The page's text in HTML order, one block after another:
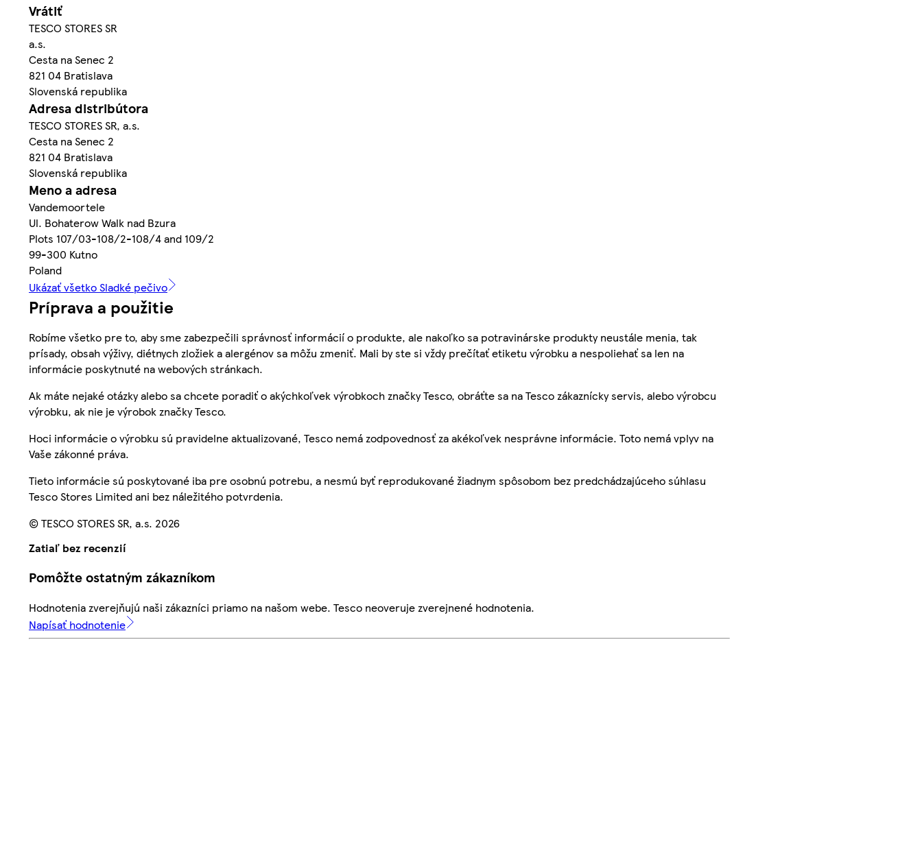
Vrátiť
TESCO STORES SR
a.s.
Cesta na Senec 2
821 04 Bratislava
Slovenská republika
Adresa distribútora
TESCO STORES SR, a.s.
Cesta na Senec 2
821 04 Bratislava
Slovenská republika
Meno a adresa
Vandemoortele
Ul. Bohaterow Walk nad Bzura
Plots 107/03-108/2-108/4 and 109/2
99-300 Kutno
Poland
Ukázať všetko Sladké pečivo
Príprava a použitie
Robíme všetko pre to, aby sme zabezpečili správnosť informácií o produkte, ale nakoľko sa potravinárske produkty neustále menia, tak
prísady, obsah výživy, diétnych zložiek a alergénov sa môžu zmeniť. Mali by ste si vždy prečítať etiketu výrobku a nespoliehať sa len na
informácie poskytnuté na webových stránkach.
Ak máte nejaké otázky alebo sa chcete poradiť o akýchkoľvek výrobkoch značky Tesco, obráťte sa na Tesco zákaznícky servis, alebo výrobcu
výrobku, ak nie je výrobok značky Tesco.
Hoci informácie o výrobku sú pravidelne aktualizované, Tesco nemá zodpovednosť za akékoľvek nesprávne informácie. Toto nemá vplyv na
Vaše zákonné práva.
Tieto informácie sú poskytované iba pre osobnú potrebu, a nesmú byť reprodukované žiadnym spôsobom bez predchádzajúceho súhlasu
Tesco Stores Limited ani bez náležitého potvrdenia.
© TESCO STORES SR, a.s. 2026
Zatiaľ bez recenzií
Pomôžte ostatným zákazníkom
Hodnotenia zverejňujú naši zákazníci priamo na našom webe. Tesco neoveruje zverejnené hodnotenia.
Napísať hodnotenie